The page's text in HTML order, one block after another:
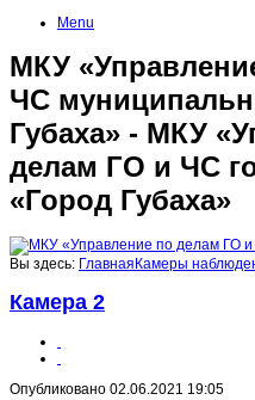
Menu
МКУ
ЧС
Губаха» - МКУ
делам ГО и ЧС
«Город Губаха»
Вы здесь: Главная Камеры
Камера 2
Опубликовано 02.06.2021 19:05